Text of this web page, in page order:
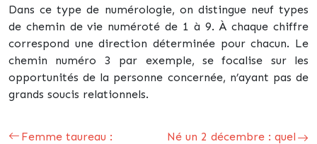
Dans ce type de numérologie, on distingue neuf types
de chemin de vie numéroté de 1 à 9. À chaque chiffre
correspond une direction déterminée pour chacun. Le
chemin numéro 3 par exemple, se focalise sur les
opportunités de la personne concernée, n’ayant pas de
grands soucis relationnels.
Femme taureau :
Né un 2 décembre : quel